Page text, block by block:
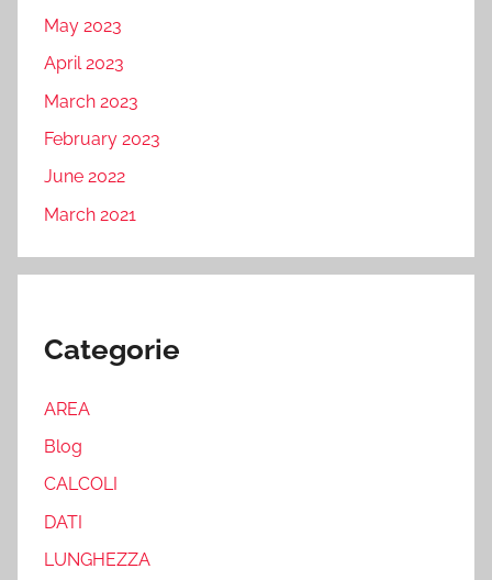
May 2023
April 2023
March 2023
February 2023
June 2022
March 2021
Categorie
AREA
Blog
CALCOLI
DATI
LUNGHEZZA